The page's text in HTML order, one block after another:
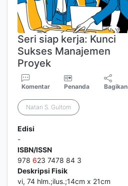
Seri siap kerja: Kunci
Sukses Manajemen
Proyek
Komentar Penanda Bagikan
Natan S. Gultom
Edisi
-
ISBN/ISSN
978 623 7478 84 3
Deskripsi Fisik
vi, 74 hlm.;ilus.;14cm x 21cm